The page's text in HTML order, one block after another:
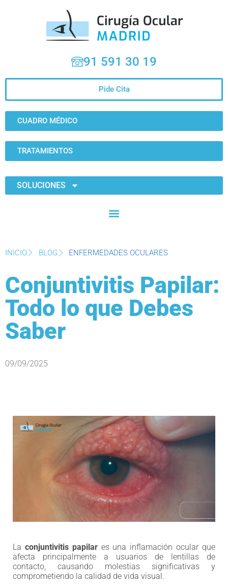
91 591 30 19
Pide Cita
CUADRO MÉDICO
TRATAMIENTOS
SOLUCIONES
INICIO BLOG ENFERMEDADES OCULARES
Conjuntivitis Papilar:
Todo lo que Debes
Saber
09/09/2025
La conjuntivitis papilares una inflamación ocular que
afecta principalmente a usuarios de lentillas de
contacto, causando molestias significativas y
comprometiendo la calidad de vida visual.